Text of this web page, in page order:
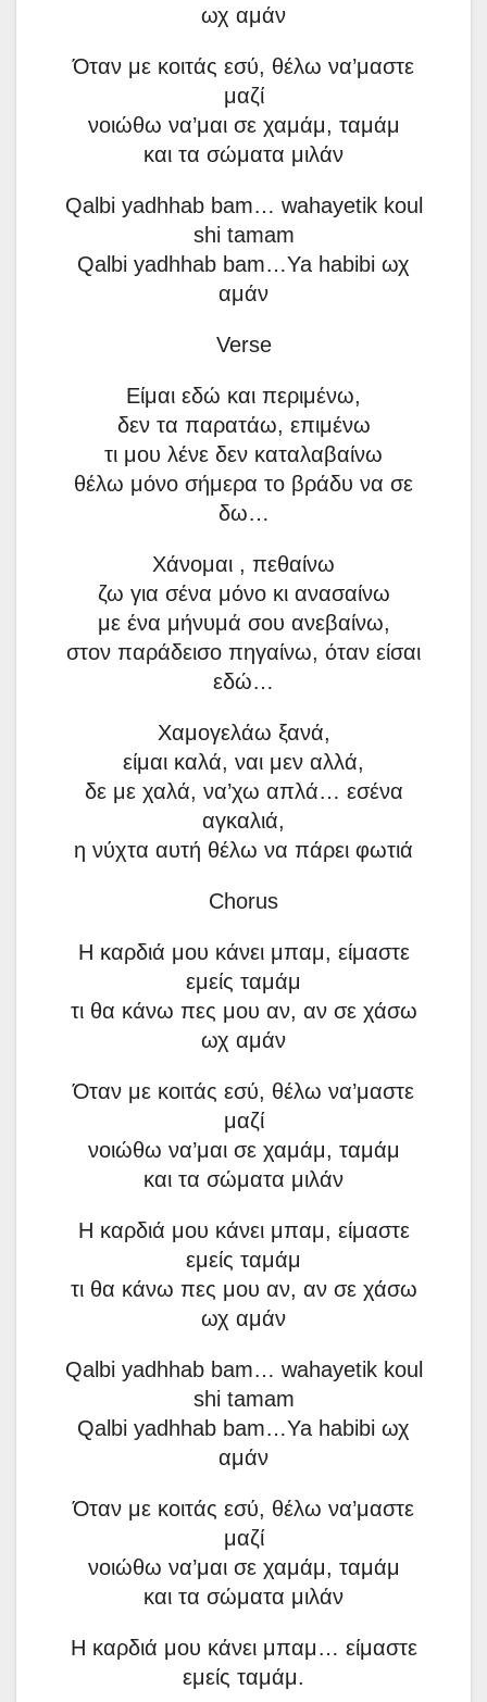
ωχ αμάν
Όταν με κοιτάς εσύ, θέλω να’μαστε
μαζί
νοιώθω να’μαι σε χαμάμ, ταμάμ
και τα σώματα μιλάν
Qalbi yadhhab bam… wahayetik koul
shi tamam
Qalbi yadhhab bam…Ya habibi ωχ
αμάν
Verse
Είμαι εδώ και περιμένω,
δεν τα παρατάω, επιμένω
τι μου λένε δεν καταλαβαίνω
θέλω μόνο σήμερα το βράδυ να σε
δω…
Χάνομαι , πεθαίνω
ζω για σένα μόνο κι ανασαίνω
με ένα μήνυμά σου ανεβαίνω,
στον παράδεισο πηγαίνω, όταν είσαι
εδώ…
Χαμογελάω ξανά,
είμαι καλά, ναι μεν αλλά,
δε με χαλά, να’χω απλά… εσένα
αγκαλιά,
η νύχτα αυτή θέλω να πάρει φωτιά
Chorus
Η καρδιά μου κάνει μπαμ, είμαστε
εμείς ταμάμ
τι θα κάνω πες μου αν, αν σε χάσω
ωχ αμάν
Όταν με κοιτάς εσύ, θέλω να’μαστε
μαζί
νοιώθω να’μαι σε χαμάμ, ταμάμ
και τα σώματα μιλάν
Η καρδιά μου κάνει μπαμ, είμαστε
εμείς ταμάμ
τι θα κάνω πες μου αν, αν σε χάσω
ωχ αμάν
Qalbi yadhhab bam… wahayetik koul
shi tamam
Qalbi yadhhab bam…Ya habibi ωχ
αμάν
Όταν με κοιτάς εσύ, θέλω να’μαστε
μαζί
νοιώθω να’μαι σε χαμάμ, ταμάμ
και τα σώματα μιλάν
Η καρδιά μου κάνει μπαμ… είμαστε
εμείς ταμάμ.